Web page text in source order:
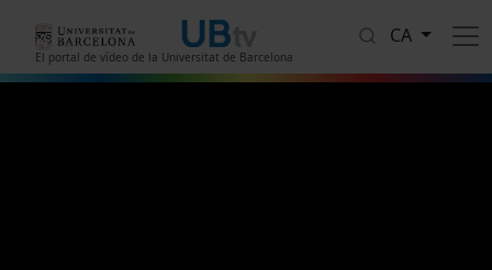
El portal de vídeo de la Universitat de Barcelona
CA